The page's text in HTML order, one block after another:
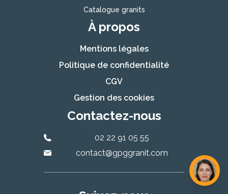
Catalogue granits
À propos
Mentions légales
Politique de confidentialité
CGV
Gestion des cookies
Contactez-nous
02 22 91 05 55
contact@gpggranit.com